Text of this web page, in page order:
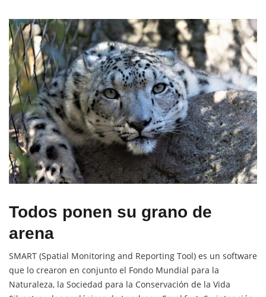
Todos ponen su grano de
arena
SMART (Spatial Monitoring and Reporting Tool) es un software
que lo crearon en conjunto el Fondo Mundial para la
Naturaleza, la Sociedad para la Conservación de la Vida